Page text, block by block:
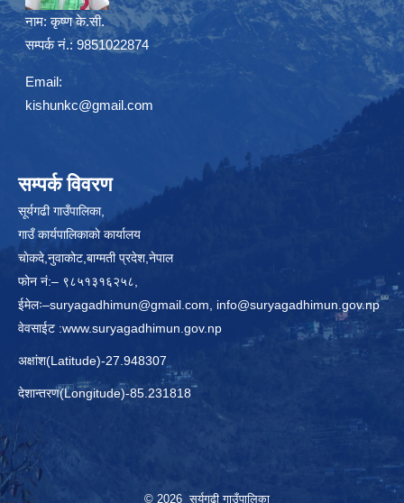
नाम: कृष्ण के.सी.
सम्पर्क नं.: 9851022874
Email:
kishunkc@gmail.com
सम्पर्क विवरण
सूर्यगढी गाउँपालिका,
गाउँ कार्यपालिकाकाे कार्यालय
चाेकदे,नुवाकोट,बाग्मती प्रदेश,नेपाल
फोन नं:– ९८५१३१६२५८,
ईमेलः–suryagadhimun@gmail.com, info@suryagadhimun.gov.np
वेवसाईट :www.suryagadhimun.gov.np
अक्षांश(Latitude)-27.948307
देशान्तरण(Longitude)-85.231818
© 2026 सूर्यगढी गाउँपालिका